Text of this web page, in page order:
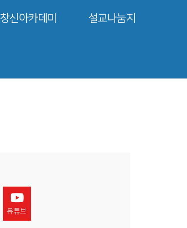
창신아카데미 설교나눔지
유튜브